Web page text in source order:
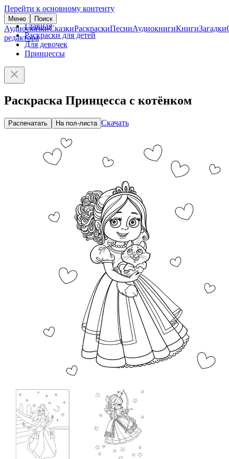
Перейти к основному контенту
Меню Поиск
АудиосказкиСказкиРаскраскиПесниАудиокнигиКнигиЗагадки
редактора
Главная
Раскраски для детей
Для девочек
Принцессы
Раскраска Принцесса с котёнком
Распечатать На пол-листа Скачать